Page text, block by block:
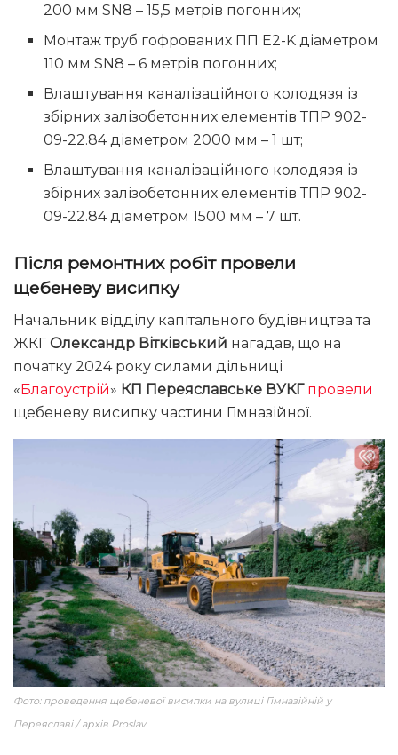
200 мм SN8 – 15,5 метрів погонних;
Монтаж труб гофрованих ПП E2-K діаметром
110 мм SN8 – 6 метрів погонних;
Влаштування каналізаційного колодязя із
збірних залізобетонних елементів ТПР 902-
09-22.84 діаметром 2000 мм – 1 шт;
Влаштування каналізаційного колодязя із
збірних залізобетонних елементів ТПР 902-
09-22.84 діаметром 1500 мм – 7 шт.
Після ремонтних робіт провели
щебеневу висипку
Начальник відділу капітального будівництва та
ЖКГ Олександр Вітківський нагадав, що на
початку 2024 року силами дільниці
«Благоустрій» КП Переяславське ВУКГ провели
щебеневу висипку частини Гімназійної.
Фото: проведення щебеневої висипки на вулиці Гімназійній у
Переяславі / архів Proslav